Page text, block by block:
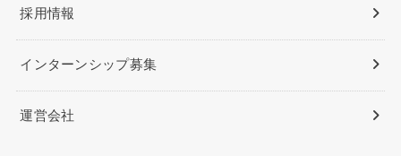
採用情報
インターンシップ募集
運営会社